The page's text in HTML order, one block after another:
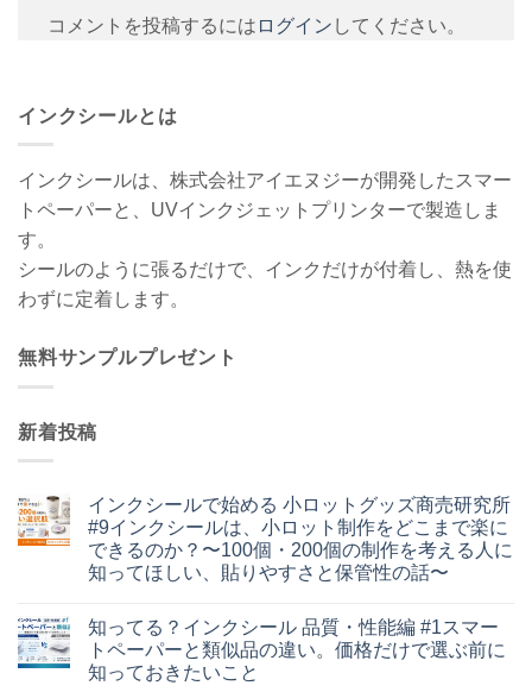
コメントを投稿するには ログイン してください。
インクシールとは
インクシールは、株式会社アイエヌジーが開発したスマー
トペーパーと、UVインクジェットプリンターで製造しま
す。
シールのように張るだけで、インクだけが付着し、熱を使
わずに定着します。
無料サンプルプレゼント
新着投稿
インクシールで始める 小ロットグッズ商売研究所
#9インクシールは、小ロット制作をどこまで楽に
できるのか？〜100個・200個の制作を考える人に
知ってほしい、貼りやすさと保管性の話〜
ク
シ
ー
ル
ン
ト
は
ま
知ってる？インクシール 品質・性能編 #1スマー
トペーパーと類似品の違い。価格だけで選ぶ前に
知っておきたいこと